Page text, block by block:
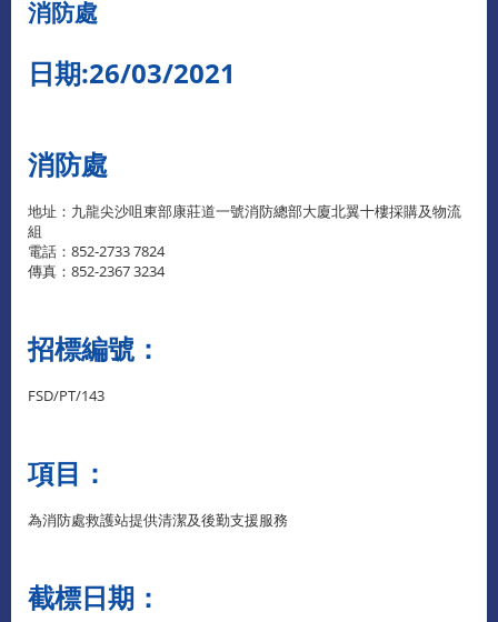
消防處
日期:26/03/2021
消防處
地址：九龍尖沙咀東部康莊道一號消防總部大廈北翼十樓採購及物流
組
電話：852-2733 7824
傳真：852-2367 3234
招標編號：
FSD/PT/143
項目：
為消防處救護站提供清潔及後勤支援服務
截標日期：